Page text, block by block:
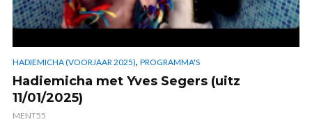
HADIEMICHA (VOORJAAR 2025), PROGRAMMA'S
Hadiemicha met Yves Segers (uitz
11/01/2025)
MENT55